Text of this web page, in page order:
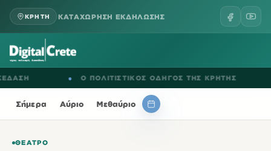
ΚΡΗΤΗ ΚΑΤΑΧΩΡΗΣΗ ΕΚΔΗΛΩΣΗΣ
Ο ΠΟΛΙΤΙΣΤΙΚΟΣ ΟΔΗΓΟΣ ΤΗΣ ΚΡΗΤΗΣ
Σήμερα Αύριο Μεθαύριο
ΘΈΑΤΡΟ